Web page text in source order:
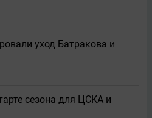
уход Батракова и
сезона для ЦСКА и